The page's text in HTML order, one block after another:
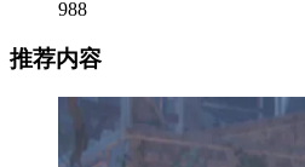
988
推荐内容